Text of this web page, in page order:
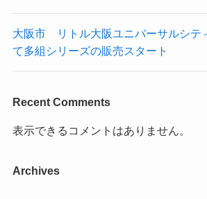
大阪市 リトル大阪ユニバーサルシテ
て多組シリーズの販売スタート
Recent Comments
表示できるコメントはありません。
Archives